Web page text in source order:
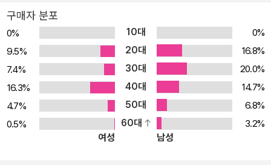
등에 대한 기본적인 이론뿐만 아니라 근육 해부학 이미지를 통한 근
육의 모양과 쓰임, 운동 방법과 프로그램의 종류 등을 소개하고 있다.
또한 전 운동 동작 사진은 물론, QR 코드 영상도 같이 있어서 트레이
너가 옆에서 알려주듯이 생생하게 동작을 확인할 수 있도록 하였다.
따라서 운동을 해보지 않았던 사람들도 쉽게 이해할 수 있고, 운동을
조금 해본 사람들도 앞으로의 운동 방향을 잡는 데 도움이 된다. 머신
& 프리웨이트부터 파워 운동까지 전문 트레이너의 운동 노하우를 배
구매자 분포
0% 10대
0%
9.5%
20대
16.8%
7.4%
30대
20.0%
16.3%
40대
14.7%
4.7%
50대
6.8%
0.5%
60대
3.2%
여성
남성